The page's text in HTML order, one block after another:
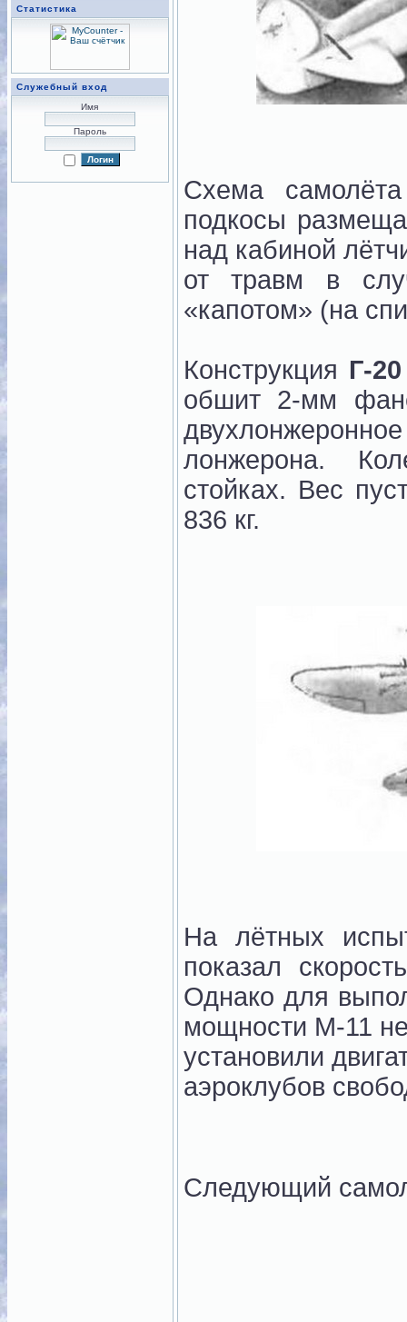
Статистика
Служебный вход
Имя
Пароль
Схема
подкосы
над кабиной
от травм в
«капотом» (на
Конструкция Г-20
обшит 2-мм
лонжерона.
стойках. Вес
836 кг.
На лётных
показал
Однако для
мощности М-11
установили
аэроклубов
Следующий